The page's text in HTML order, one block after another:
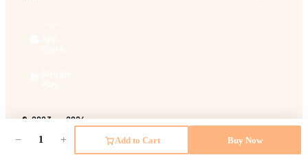
− + Add to Cart Buy Now
©2023 - 2026
সংরক্ষিত।